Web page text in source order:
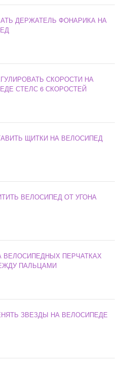
ДЕРЖАТЕЛЬ ФОНАРИКА НА
СКОРОСТИ НА
СТЕЛС 6 СКОРОСТЕЙ
ЩИТКИ НА ВЕЛОСИПЕД
ВЕЛОСИПЕД ОТ УГОНА
ВЕЛОСИПЕДНЫХ ПЕРЧАТКАХ
ПАЛЬЦАМИ
ЗВЕЗДЫ НА ВЕЛОСИПЕДЕ